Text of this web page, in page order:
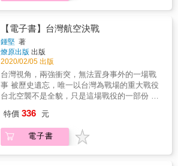
溪流域，一直到新店、烏來，乃至桃園復興區
及宜蘭大同鄉的山上，包括三角湧隘勇線
（1900）、獅子頭山隘勇線（1903）、雞罩山
（崙尾寮）隘勇線、加九嶺隘勇線（1904）、
白石按山隘勇線、屈尺叭哩沙隘勇線
（1905）、大豹方面隘勇線（1906）、插天山
隘勇線（1907）等，總長超過一百公里，由隘
路、隘寮、壕溝、木柵、掩堡、地雷、電氣網
（高壓電網）、醫療所、酒保（福利社）、通
訊設施組成，猶如臺灣山裡的萬里長城。 從
2016年到2020年，五年來高俊宏在山裡從事隘
勇線的實地踏查，在超過兩百次上山搜尋的過
程中，他展開由線到人，由山到部落的尋找過
程。探勘期間總是帶著筆記本、GPS與捲尺上
山，也經常帶著攝影機、電池與GoPro：以
遠、三級跳遠等項目獎牌，使得他聲名遠播、
揚名日本，更博得「運動界明星」（スポーツ
界の花形）之封號。1920年，陳啟川更以參加
「比利時安特衛普奧運會」為目標，並挺進至
「第七屆奧運會第二次預選賽」，試圖以標槍
與400公尺接力挑戰進軍奧運，其中400公尺接
力以刷新日本紀錄的成績摘下金牌。可惜最終
因日本的選手體制未健全與財政困乏等因素，
並未籌組報名奧運會400公尺接力項目，使得他
數陳啟川的田徑生涯、成績及時代環境，並搭
配七十餘張珍貴照片，彷彿親眼目睹陳啟川馳
騁田徑場的英姿，一睹在日本時代殖民體制
【電子書】台灣航空決戰
鍾堅 著
燎原出版 出版
2020/02/05 出版
台灣視角，兩強衝突，無法置身事外的一場戰
事 被歷史遺忘，唯一以台灣為戰場的重大戰役
台北空襲不是全貌，只是這場戰役的一部份 美
對台灣航空決戰的完整記憶 日本因戰勝而佔領
台灣，也因戰敗而撤出台灣。期間，由於日本
人的銳意經營建設，台灣不但成為圖南飛石、
特價 336 元
電子書